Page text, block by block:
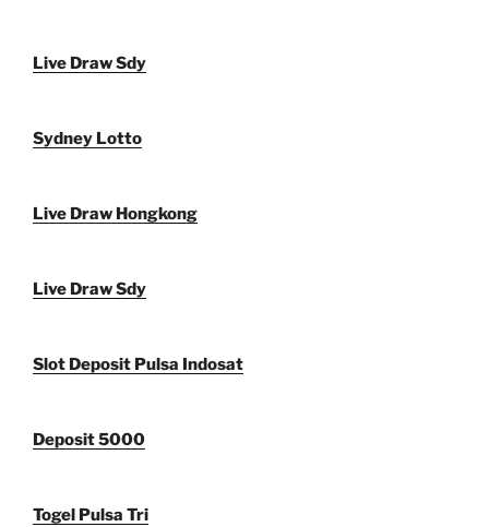
Live Draw Sdy
Sydney Lotto
Live Draw Hongkong
Live Draw Sdy
Slot Deposit Pulsa Indosat
Deposit 5000
Togel Pulsa Tri